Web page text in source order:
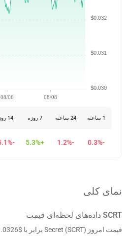
08/06 08/08
$0.030
$0.031
$0.032
1 ساعته 24 ساعته 7 روزه 14 روزه
-0.3%
-1.2%
+5.3%
-15.1%
نمای کلی
SCRT داده‌های لحظه‌ای قیمت